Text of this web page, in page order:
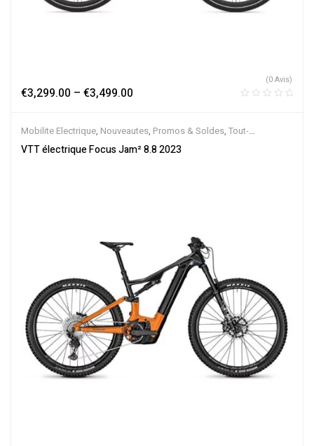
€3,299.00 – €3,499.00
(0 Avis)
Mobilite Electrique, Nouveautes, Promos & Soldes, Tout-
Suspendus,Vélo électrique ville,Velos Electriques
VTT électrique Focus Jam² 8.8 2023